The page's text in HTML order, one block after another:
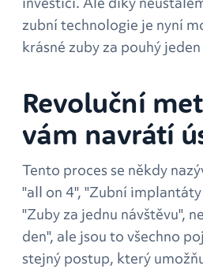
zubní technologie je nyní
krásné zuby za pouhý
Revoluční
vám navrátí
Tento proces se někdy
"all on 4", "Zubní
"Zuby za jednu návštěvu",
den", ale jsou to všechno
stejný postup, který